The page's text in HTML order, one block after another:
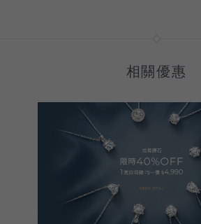
相關優惠